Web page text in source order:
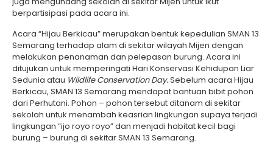
berpartisipasi pada acara ini.
Acara “Hijau Berkicau” merupakan bentuk kepedulian SMAN 13
Semarang terhadap alam di sekitar wilayah Mijen dengan
melakukan penanaman dan pelepasan burung. Acara ini
ditujukan untuk memperingati Hari Konservasi Kehidupan Liar
Sedunia atau Wildlife Conservation Day.Sebelum acara Hijau
Berkicau, SMAN 13 Semarang mendapat bantuan bibit pohon
dari Perhutani. Pohon – pohon tersebut ditanam di sekitar
sekolah untuk menambah keasrian lingkungan supaya terjadi
lingkungan “ijo royo royo” dan menjadi habitat kecil bagi
burung – burung di sekitar SMAN 13 Semarang.